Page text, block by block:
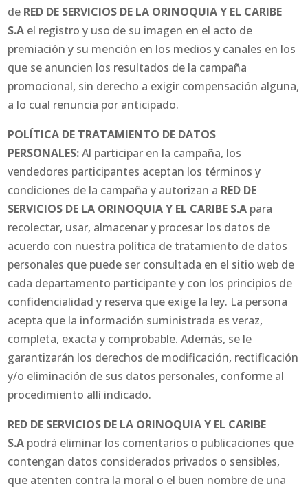
de RED DE SERVICIOS DE LA ORINOQUIA Y EL CARIBE
S.A el registro y uso de su imagen en el acto de
premiación y su mención en los medios y canales en los
que se anuncien los resultados de la campaña
promocional, sin derecho a exigir compensación alguna,
a lo cual renuncia por anticipado.
POLÍTICA DE TRATAMIENTO DE DATOS
PERSONALES:Al participar en la campaña, los
vendedores participantes aceptan los términos y
condiciones de la campaña y autorizan a RED DE
SERVICIOS DE LA ORINOQUIA Y EL CARIBE S.A para
recolectar, usar, almacenar y procesar los datos de
acuerdo con nuestra política de tratamiento de datos
personales que puede ser consultada en el sitio web de
cada departamento participante y con los principios de
confidencialidad y reserva que exige la ley. La persona
acepta que la información suministrada es veraz,
completa, exacta y comprobable. Además, se le
garantizarán los derechos de modificación, rectificación
y/o eliminación de sus datos personales, conforme al
procedimiento allí indicado.
RED DE SERVICIOS DE LA ORINOQUIA Y EL CARIBE
S.A podrá eliminar los comentarios o publicaciones que
contengan datos considerados privados o sensibles,
que atenten contra la moral o el buen nombre de una